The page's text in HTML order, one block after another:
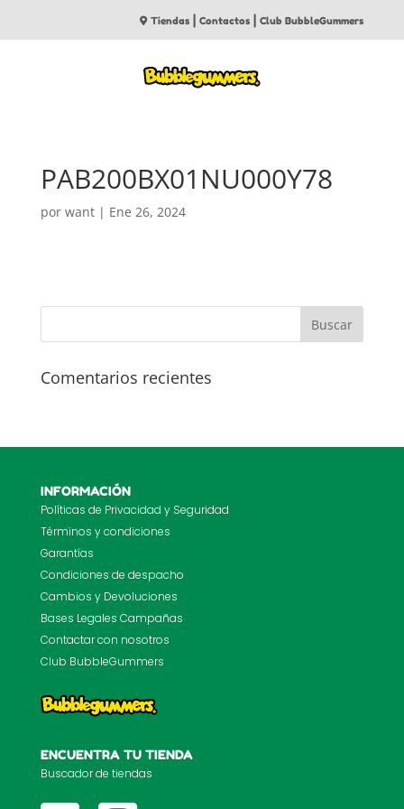
Tiendas |Contactos |Club BubbleGummers
PAB200BX01NU000Y78
por want| Ene 26, 2024
Comentarios recientes
INFORMACIÓN
Políticas de Privacidad y Seguridad
Términos y condiciones
Garantías
Condiciones de despacho
Cambios y Devoluciones
Bases Legales Campañas
Contactar con nosotros
Club BubbleGummers
ENCUENTRA TU TIENDA
Buscador de tiendas